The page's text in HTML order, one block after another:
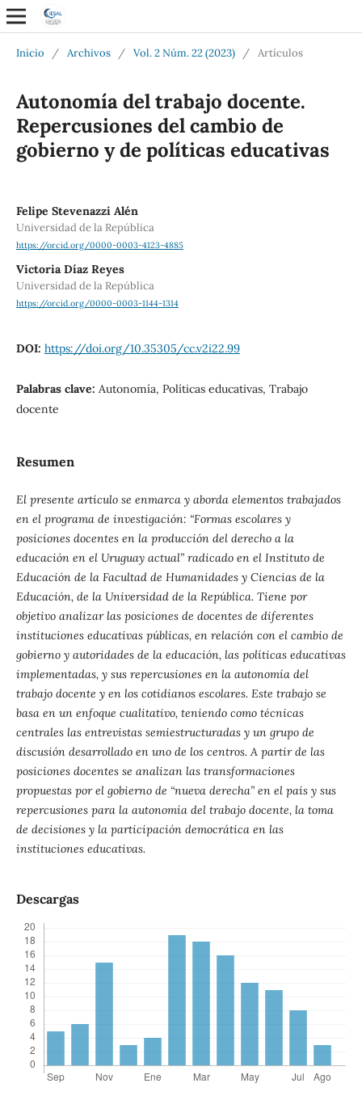
Inicio / Archivos / Vol. 2 Núm. 22 (2023) / Artículos
Autonomía del trabajo docente.
Repercusiones del cambio de
gobierno y de políticas educativas
Felipe Stevenazzi Alén
Universidad de la República
https://orcid.org/0000-0003-4123-4885
Victoria Díaz Reyes
Universidad de la República
https://orcid.org/0000-0003-1144-1314
DOI: https://doi.org/10.35305/cc.v2i22.99
Palabras clave: Autonomía, Políticas educativas, Trabajo
docente
Resumen
El presente artículo se enmarca y aborda elementos trabajados
en el programa de investigación: “Formas escolares y
posiciones docentes en la producción del derecho a la
educación en el Uruguay actual” radicado en el Instituto de
Educación de la Facultad de Humanidades y Ciencias de la
Educación, de la Universidad de la República. Tiene por
objetivo analizar las posiciones de docentes de diferentes
instituciones educativas públicas, en relación con el cambio de
gobierno y autoridades de la educación, las políticas educativas
implementadas, y sus repercusiones en la autonomía del
trabajo docente y en los cotidianos escolares. Este trabajo se
basa en un enfoque cualitativo, teniendo como técnicas
centrales las entrevistas semiestructuradas y un grupo de
discusión desarrollado en uno de los centros. A partir de las
posiciones docentes se analizan las transformaciones
propuestas por el gobierno de “nueva derecha” en el país y sus
repercusiones para la autonomía del trabajo docente, la toma
de decisiones y la participación democrática en las
instituciones educativas.
Descargas